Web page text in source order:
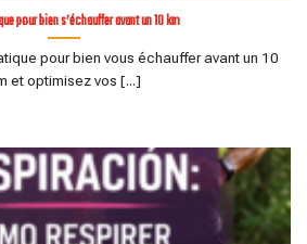
pour bien s’échauffer avant un 10 km
pour bien vous échauffer avant un 10
et optimisez vos [...]